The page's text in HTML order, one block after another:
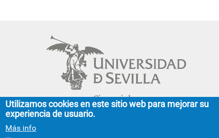
Cinco siglos
impulsando el
conocimiento
Utilizamos cookies en este sitio web para mejorar su
experiencia de usuario.
Más info